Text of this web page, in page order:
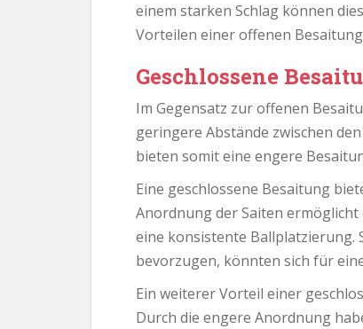
einem starken Schlag können
Vorteilen einer offenen
Geschlossene
Im Gegensatz zur offenen
geringere Abstände zwischen
bieten somit eine engere
Eine geschlossene Besaitung
Anordnung der Saiten
eine konsistente Ballplatzierung.
bevorzugen, könnten sich für
Ein weiterer Vorteil einer
Durch die engere Anordnung